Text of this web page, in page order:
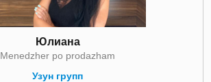
Юлиана
Menedzher po prodazham
Узун групп